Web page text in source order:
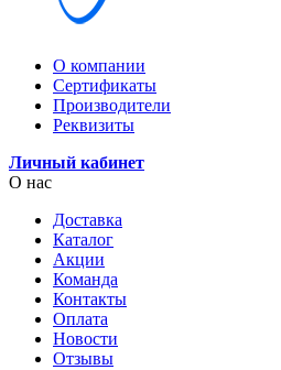
О компании
Сертификаты
Производители
Реквизиты
Личный кабинет
О нас
Доставка
Каталог
Акции
Команда
Контакты
Оплата
Новости
Отзывы